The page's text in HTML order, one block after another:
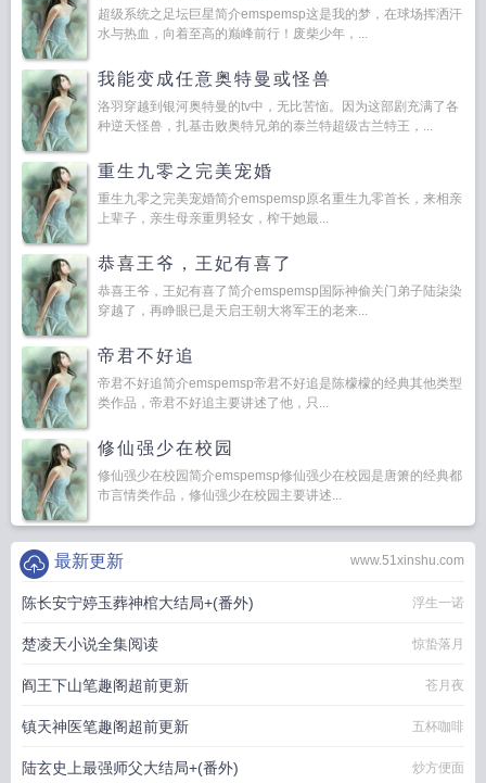
超级系统之足坛巨星简介emspemsp这是我的梦，在球场挥洒汗
水与热血，向着至高的巅峰前行！废柴少年，...
我能变成任意奥特曼或怪兽
洛羽穿越到银河奥特曼的tv中，无比苦恼。因为这部剧充满了各
种逆天怪兽，扎基击败奥特兄弟的泰兰特超级古兰特王，...
重生九零之完美宠婚
重生九零之完美宠婚简介emspemsp原名重生九零首长，来相亲
上辈子，亲生母亲重男轻女，榨干她最...
恭喜王爷，王妃有喜了
恭喜王爷，王妃有喜了简介emspemsp国际神偷关门弟子陆柒染
穿越了，再睁眼已是天启王朝大将军王的老来...
帝君不好追
帝君不好追简介emspemsp帝君不好追是陈檬檬的经典其他类型
类作品，帝君不好追主要讲述了他，只...
修仙强少在校园
修仙强少在校园简介emspemsp修仙强少在校园是唐箫的经典都
市言情类作品，修仙强少在校园主要讲述...
www.51xinshu.com
最新更新
陈长安宁婷玉葬神棺大结局+(番外) 浮生一诺
楚凌天小说全集阅读 惊蛰落月
阎王下山笔趣阁超前更新 苍月夜
镇天神医笔趣阁超前更新 五杯咖啡
陆玄史上最强师父大结局+(番外) 炒方便面